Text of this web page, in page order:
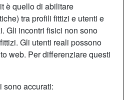
è quello di abilitare
tra profili fittizi e utenti e
Gli incontri fisici non sono
Gli utenti reali possono
web. Per differenziare questi
sono accurati:
chatChatta adesso